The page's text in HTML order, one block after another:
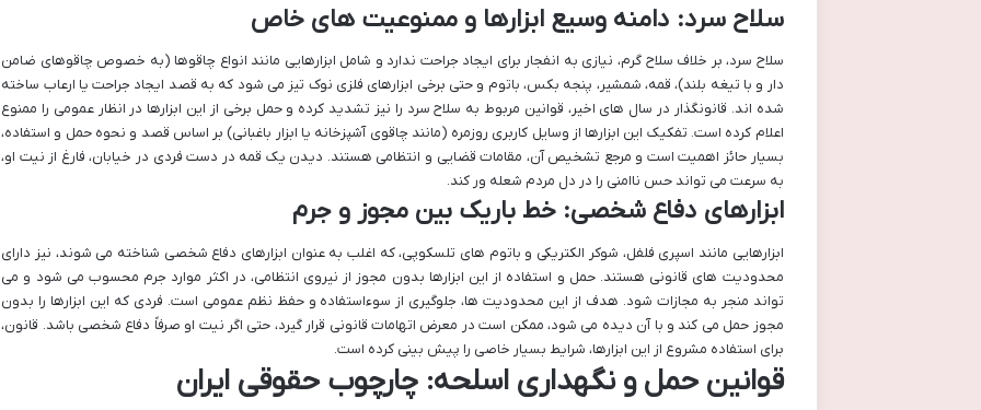
سلاح سرد: دامنه وسیع ابزارها و ممنوعیت های خاص
سلاح سرد، بر خلاف سلاح گرم، نیازی به انفجار برای ایجاد جراحت ندارد و شامل ابزارهایی مانند انواع چاقوها (به خصوص چاقوهای ضامن
دار و با تیغه بلند)، قمه، شمشیر، پنجه بکس، باتوم و حتی برخی ابزارهای فلزی نوک تیز می شود که به قصد ایجاد جراحت یا ارعاب ساخته
شده اند. قانونگذار در سال های اخیر، قوانین مربوط به سلاح سرد را نیز تشدید کرده و حمل برخی از این ابزارها در انظار عمومی را ممنوع
اعلام کرده است. تفکیک این ابزارها از وسایل کاربری روزمره (مانند چاقوی آشپزخانه یا ابزار باغبانی) بر اساس قصد و نحوه حمل و استفاده،
بسیار حائز اهمیت است و مرجع تشخیص آن، مقامات قضایی و انتظامی هستند. دیدن یک قمه در دست فردی در خیابان، فارغ از نیت او،
به سرعت می تواند حس ناامنی را در دل مردم شعله ور کند.
ابزارهای دفاع شخصی: خط باریک بین مجوز و جرم
ابزارهایی مانند اسپری فلفل، شوکر الکتریکی و باتوم های تلسکوپی، که اغلب به عنوان ابزارهای دفاع شخصی شناخته می شوند، نیز دارای
محدودیت های قانونی هستند. حمل و استفاده از این ابزارها بدون مجوز از نیروی انتظامی، در اکثر موارد جرم محسوب می شود و می
تواند منجر به مجازات شود. هدف از این محدودیت ها، جلوگیری از سوءاستفاده و حفظ نظم عمومی است. فردی که این ابزارها را بدون
مجوز حمل می کند و با آن دیده می شود، ممکن است در معرض اتهامات قانونی قرار گیرد، حتی اگر نیت او صرفاً دفاع شخصی باشد. قانون،
برای استفاده مشروع از این ابزارها، شرایط بسیار خاصی را پیش بینی کرده است.
قوانین حمل و نگهداری اسلحه: چارچوب حقوقی ایران